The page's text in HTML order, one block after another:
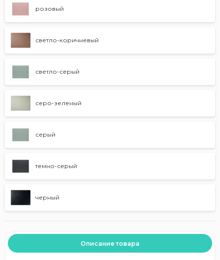
розовый
светло-коричневый
светло-серый
серо-зеленый
серый
темно-серый
черный
Описание товара